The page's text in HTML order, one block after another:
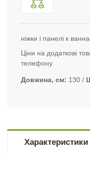
ніжки і панелі к
Ціни на додаткові
телефону
Довжина, см 130
Характеристики